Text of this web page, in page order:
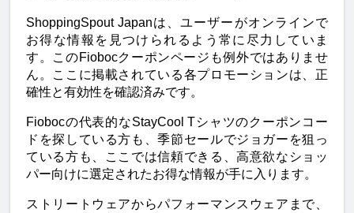
ShoppingSpout Japanは、ユーザーがオンラインで
お得な情報を見つけられるよう常に尽力していま
す。このFiobocクーポンページも例外ではありませ
ん。ここに掲載されている各プロモーションは、正
確性と有効性を確認済みです。
Fiobocの代表的なStayCool Tシャツのクーポンコー
ドを探している方も、季節セールでジョガーを狙っ
ている方も、ここでは信頼できる、高意欲なショッ
パー向けに選定されたお得な情報が手に入ります。
ストリートウェアからパフォーマンスウェアまで、